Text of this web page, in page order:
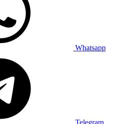
Whatsapp
Telegram